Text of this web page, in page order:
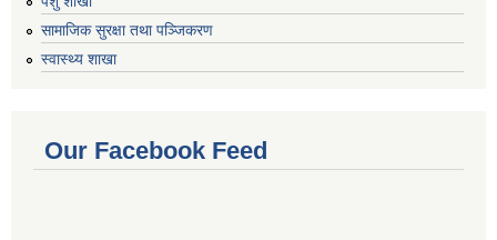
सामाजिक सुरक्षा तथा पञ्जिकरण
स्वास्थ्य शाखा
Our Facebook Feed